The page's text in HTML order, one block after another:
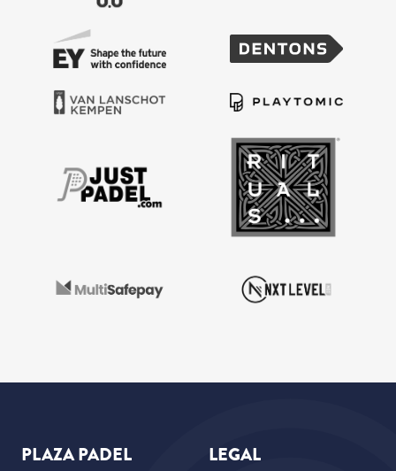
PLAZA PADEL LEGAL